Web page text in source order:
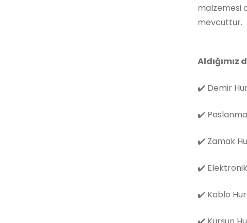
malzemesi
mevcuttur.
✔️ Demir
✔️
✔️ Zamak
✔️
✔️ Kablo